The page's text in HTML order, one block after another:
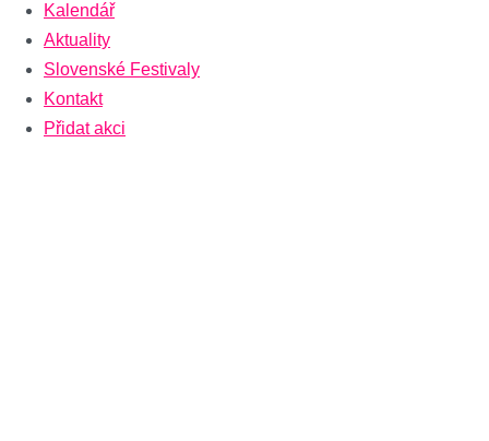
Kalendář
Aktuality
Slovenské Festivaly
Kontakt
Přidat akci